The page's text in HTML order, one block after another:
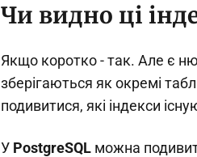
Чи видно ці
Якщо коротко - так. Але є
зберігаються як окремі
подивитися, які індекси
У PostgreSQL можна